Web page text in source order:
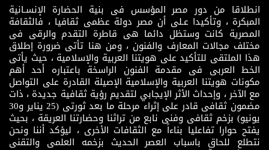
انطلاقا من دور مصر المؤسس فى بنية الحضارة الإنسـانية
المبكرة ، وتأكيدا عـلى أن مصر دولة عظمى ثقافيا ، فالثقافة
المصرية كانت وستظل دائما هى قاطرة التقدم والرقى فى
مختلف مجالات المعارف والفنون ، ومن هنا تأتى ضرورة إطلاق
هذا الملتقى للتأكيد على هويتنا العربية والإسلامية ، حيث يأتى
الخط العربى فى مقدمة الفنون الراسخة باعتباره أحد أهم
مكونات هويتنا العربية والإسلامية الإصيلة القادرة على التواصل
مع الآخر ، وإحداث الأثر الإيجابي لتقديم رؤية ثقافية جديدة ، ذات
مضمون ثقافى قادر على إثراء مرحلة ما بعد ثورتى (25 يناير و30
يونيو) بزخم ثقافى وفنى نابع من تراثنا وحضارتنا العريقة ، بحيث
يفتح حوارا تفاعليا بناءاً مع الثقافات الأخرى ، ليؤكد أننا ونحن
نتطلع للحاق باسباب العصر الحديث بزخمه العلمى والتقنى